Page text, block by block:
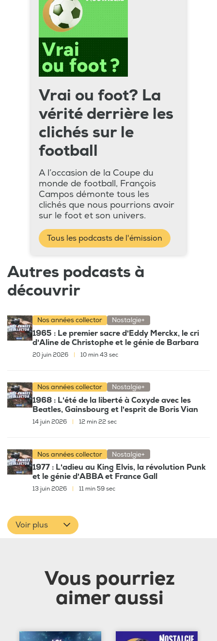
Vrai ou foot? La
vérité derrière les
clichés sur le
football
A l’occasion de la Coupe du
monde de football, François
Campos démonte tous les
clichés que nous pourrions avoir
sur le foot et son univers.
Tous les podcasts de l'émission
Autres podcasts à
découvrir
Nos années collector Nostalgie+
1965 : Le premier sacre d'Eddy Merckx, le cri
d'Aline de Christophe et le génie de Barbara
20 juin 2026 10 min 43 sec
Nos années collector Nostalgie+
1968 : L'été de la liberté à Coxyde avec les
Beatles, Gainsbourg et l'esprit de Boris Vian
14 juin 2026 12 min 22 sec
Nos années collector Nostalgie+
1977 : L'adieu au King Elvis, la révolution Punk
et le génie d'ABBA et France Gall
13 juin 2026 | 11 min 59 sec
Voir plus
Vous pourriez
aimer aussi